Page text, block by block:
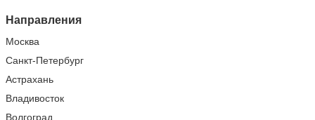
Направления
Москва
Санкт-Петербург
Астрахань
Владивосток
Волгоград